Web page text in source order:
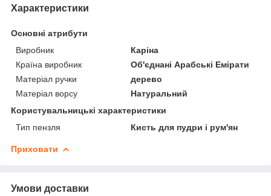
Характеристики
Основні атрибути
Виробник
Каріна
Країна виробник
Об'єднані Арабські Емірати
Матеріал ручки
дерево
Матеріал ворсу
Натуральний
Користувальницькі характеристики
Тип пензля
Кисть для пудри і рум'ян
Приховати
Умови доставки